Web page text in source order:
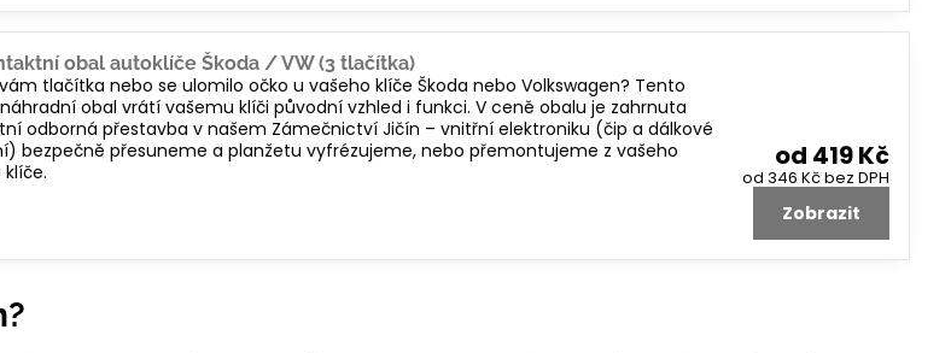
obal autoklíče Škoda / VW (3 tlačítka)
tlačítka nebo se ulomilo očko u vašeho klíče Škoda nebo Volkswagen? Tento
obal vrátí vašemu klíči původní vzhled i funkci. V ceně obalu je zahrnuta
odborná přestavba v našem Zámečnictví Jičín – vnitřní elektroniku (čip a dálkové
bezpečně přesuneme a planžetu vyfrézujeme, nebo přemontujeme z vašeho
od 419 Kč
od 346 Kčbez DPH
Zobrazit